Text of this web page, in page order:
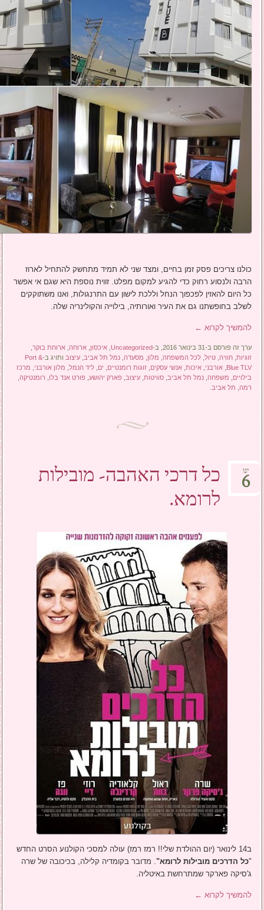
כולנו צריכים פסק זמן בחיים, ומצד שני לא תמיד מתחשק להתחיל לארוז
הרבה ולנסוע רחוק כדי להגיע למקום מפלט. זווית נוספת היא שגם אי אפשר
כל היום להאזין לפכפוך הנחל וללכת לישון עם התרנגולות, ואנו משתוקקים
לשלב בחופשתנו גם את העיר ואורותיה, בילוייה והקולינריה שלה.
להמשיך לקרוא ←
ערך זה פורסם ב-31 בינואר 2016, ב- Uncategorized
,איכסון ,ארוחה ,ארוחת בוקר
זוגיות ,חוויה ,טיול ,לכל המשפחה מלון מסעדה ,נמל תל אביב ,עיצוב ותויג ב-Port &
Blue TLV
,אורבני ,איכות ,אנשי עסקים ,זוגות רומנטיים ים ,ליד הנמל מלון אורבני
מרכז
בילויים
משפחה ,נמל תל אביב ,סוויטות ,עיצוב פארק יהושע פורט אנד בלו רומנטיקה
רמה תל אביב
כל דרכי האהבה- מובילות
לרומא.
ינו
6
ב14 לינואר (יום ההולדת שלי!! רמז רמז) עולה למסכי הקולנוע הסרט החדש
"כל הדרכים מובילות לרומא" . מדובר בקומדיה קלילה, בכיכובה של שרה
ג'סיקה פארקר שמתרחשת באיטליה.
להמשיך לקרוא ←